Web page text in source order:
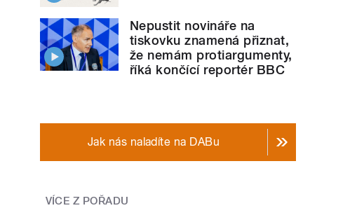
Nepustit novináře na
tiskovku znamená přiznat,
že nemám protiargumenty,
říká končící reportér BBC
Jak nás naladíte na DABu
VÍCE Z POŘADU